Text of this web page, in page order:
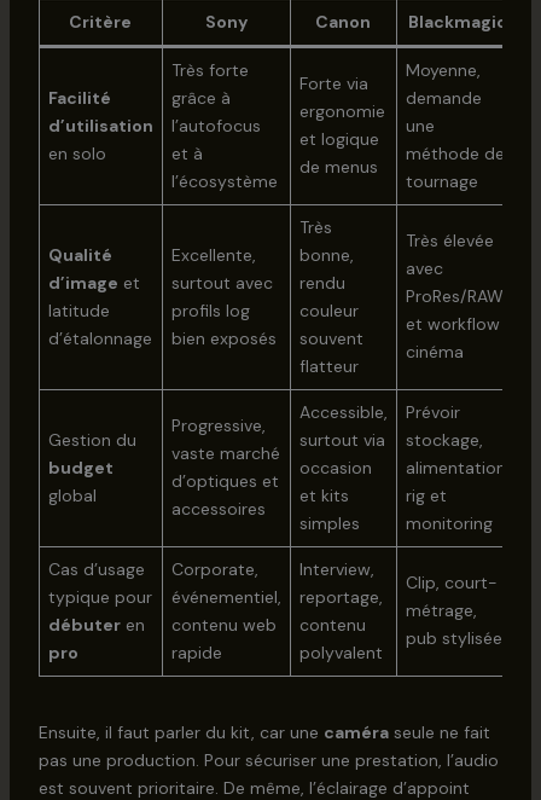
Critère Sony Canon Blackmagic
Facilité
d’utilisation
en solo
Très forte
grâce à
l’autofocus
et à
l’écosystème
Forte via
ergonomie
et logique
de menus
Moyenne,
demande
une
méthode de
tournage
Qualité
d’image et
latitude
d’étalonnage
Excellente,
surtout avec
profils log
bien exposés
Très
bonne,
rendu
couleur
souvent
flatteur
Très élevée
avec
ProRes/RAW
et workflow
cinéma
Gestion du
budget
global
Progressive,
vaste marché
d’optiques et
accessoires
Accessible,
surtout via
occasion
et kits
simples
Prévoir
stockage,
alimentation,
rig et
monitoring
Cas d’usage
typique pour
débuteren
pro
Corporate,
événementiel,
contenu web
rapide
Interview,
reportage,
contenu
polyvalent
Clip, court-
métrage,
pub stylisée
Ensuite, il faut parler du kit, car une caméraseule ne fait
pas une production. Pour sécuriser une prestation, l’audio
est souvent prioritaire. De même, l’éclairage d’appoint